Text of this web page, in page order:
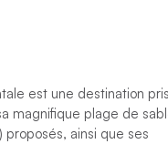
est une destination
magnifique plage de
ainsi que ses